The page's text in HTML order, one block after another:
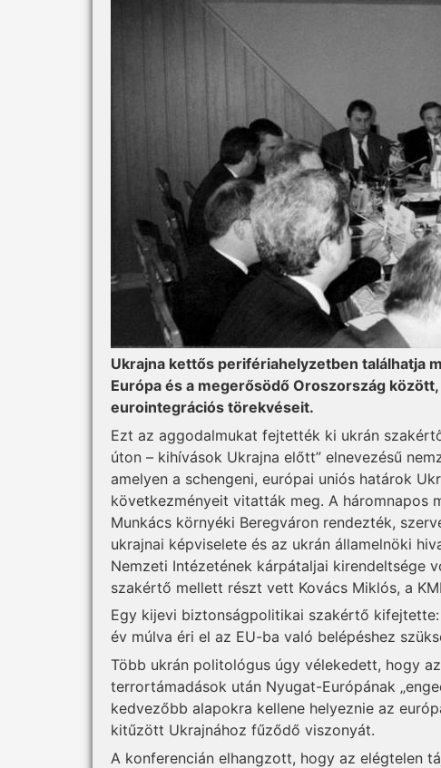
Ukrajna kettős perifériahelyzetben találhatja
Európa és a megerősödő Oroszország
euroin­tegrá­ciós törekvéseit.
Ezt az aggodalmukat fejtették ki ukrán
úton – kihívások Ukrajna előtt” elnevezésű
amelyen a schengeni, európai uniós határok
következményeit vitatták meg. A háromnapos
Munkács környéki Beregváron rendezték,
ukrajnai képviselete és az ukrán államelnöki
Nemzeti Intézetének kárpátaljai kirendeltsége
szakértő mellett részt vett Kovács Miklós, a
Egy kijevi biztonságpolitikai szakértő
év múlva éri el az EU-ba való belépéshez
Több ukrán politológus úgy vélekedett, hogy
terrortámadások után Nyugat-Európának
kedvezőbb alapokra kellene helyeznie az
kitűzött Ukrajnához fűződő viszonyát.
A konferencián elhangzott, hogy az elégtelen